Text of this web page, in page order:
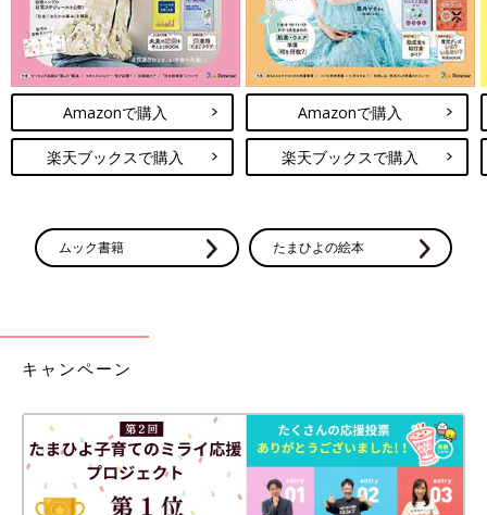
前の話
フリーアナ吉田明
世、平日子どもたち
とはじめて会えるの
は保育園のお迎えの
時。至福のひととき
のはずが……
次の話
フリーアナ吉田明世、
円安の中臨んだ遅めの
夏休み、子どもからは
まさかの反応が
Amazonで購入
楽天ブックスで購入
Amazonで購入
楽天ブックスで購入
ムック書籍 たまひよの絵本
キャンペーン